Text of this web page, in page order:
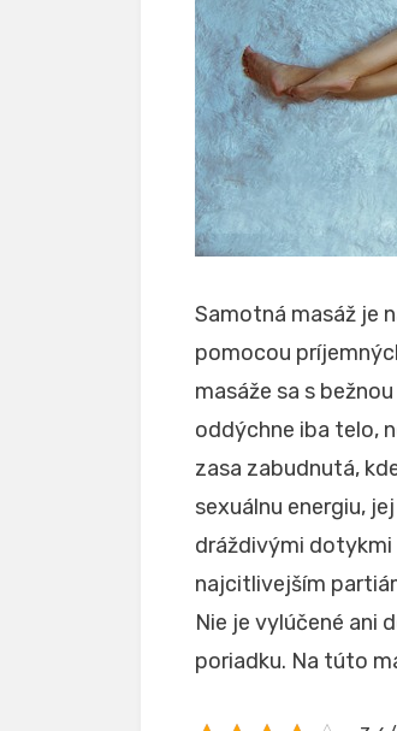
Samotná masáž je
pomocou
masáže sa s
oddýchne iba telo,
zasa zabudnutá,
sexuálnu energiu,
dráždivými dotykmi
najcitlivejším
Nie je vylúčené ani
poriadku. Na túto